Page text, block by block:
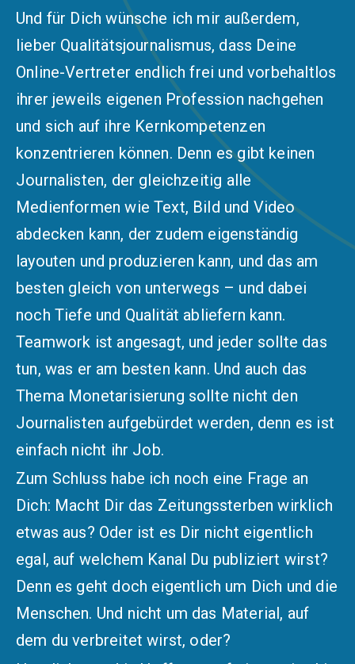
Und für Dich wünsche ich mir außerdem,
lieber Qualitätsjournalismus, dass Deine
Online-Vertreter endlich frei und vorbehaltlos
ihrer jeweils eigenen Profession nachgehen
und sich auf ihre Kernkompetenzen
konzentrieren können. Denn es gibt keinen
Journalisten, der gleichzeitig alle
Medienformen wie Text, Bild und Video
abdecken kann, der zudem eigenständig
layouten und produzieren kann, und das am
besten gleich von unterwegs – und dabei
noch Tiefe und Qualität abliefern kann.
Teamwork ist angesagt, und jeder sollte das
tun, was er am besten kann. Und auch das
Thema Monetarisierung sollte nicht den
Journalisten aufgebürdet werden, denn es ist
einfach nicht ihr Job.
Zum Schluss habe ich noch eine Frage an
Dich: Macht Dir das Zeitungssterben wirklich
etwas aus? Oder ist es Dir nicht eigentlich
egal, auf welchem Kanal Du publiziert wirst?
Denn es geht doch eigentlich um Dich und die
Menschen. Und nicht um das Material, auf
dem du verbreitet wirst, oder?